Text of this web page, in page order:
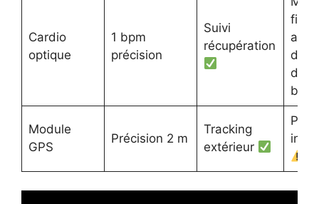
Cardio
optique
1 bpm
précision
Suivi
récupération
au-
de
bpm
Module
GPS
Précision 2 m
Tracking
extérieur